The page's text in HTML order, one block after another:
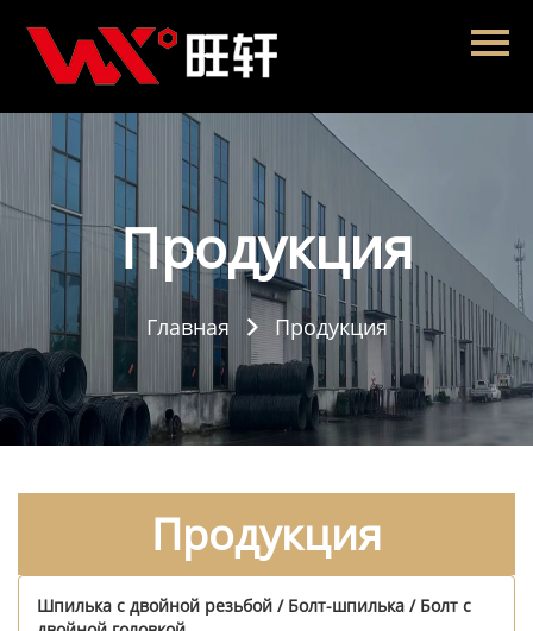
Главная
Продукция
Новости
О нас
Контакты Продукция
Главная  Продукция
Продукция
Шпилька с двойной резьбой / Болт-шпилька / Болт с